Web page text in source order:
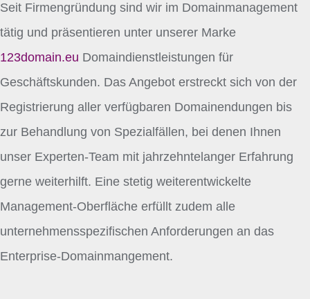
Seit Firmengründung sind wir im Domainmanagement
tätig und präsentieren unter unserer Marke
123domain.eu Domaindienstleistungen für
Geschäftskunden. Das Angebot erstreckt sich von der
Registrierung aller verfügbaren Domainendungen bis
zur Behandlung von Spezialfällen, bei denen Ihnen
unser Experten-Team mit jahrzehntelanger Erfahrung
gerne weiterhilft. Eine stetig weiterentwickelte
Management-Oberfläche erfüllt zudem alle
unternehmensspezifischen Anforderungen an das
Enterprise-Domainmangement.